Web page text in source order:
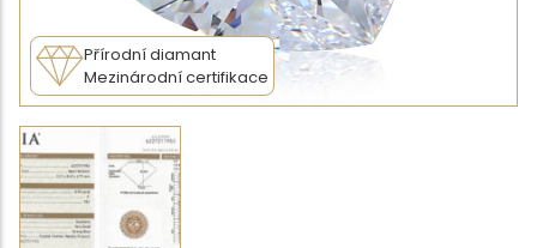
Přírodní diamant
Mezinárodní certifikace